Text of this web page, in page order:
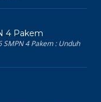
4 Pakem
SMPN 4 Pakem : Unduh